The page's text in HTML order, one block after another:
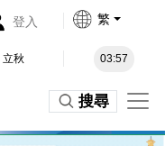
登入 繁
立秋 03:57
搜尋